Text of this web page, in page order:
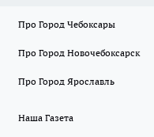
Про Город Чебоксары
Про Город Новочебоксарск
Про Город Ярославль
Наша Газета